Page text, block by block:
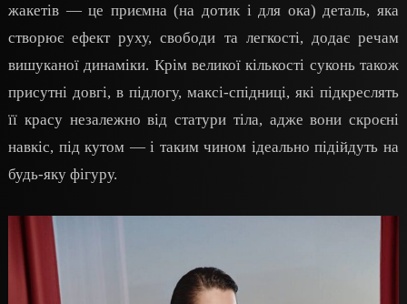
жакетів — це приємна (на дотик і для ока) деталь, яка
створює ефект руху, свободи та легкості, додає речам
вишуканої динаміки. Крім великої кількості суконь також
присутні довгі, в підлогу, максі-спідниці, які підкреслять
її красу незалежно від статури тіла, адже вони скроєні
навкіс, під кутом — і таким чином ідеально підійдуть на
будь-яку фігуру.